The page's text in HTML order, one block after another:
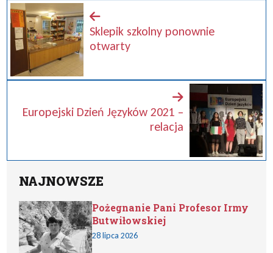
Sklepik szkolny ponownie
otwarty
Europejski Dzień Języków 2021 –
relacja
NAJNOWSZE
Pożegnanie Pani Profesor Irmy
Butwiłowskiej
28 lipca 2026